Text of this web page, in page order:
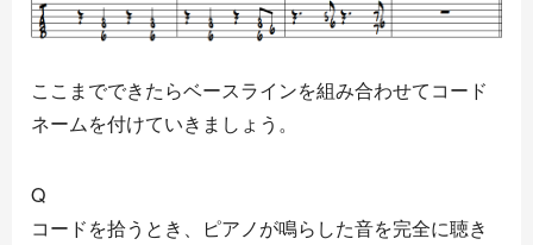
ここまでできたらベースラインを組み合わせてコード
ネームを付けていきましょう。
Q
コードを拾うとき、ピアノが鳴らした音を完全に聴き